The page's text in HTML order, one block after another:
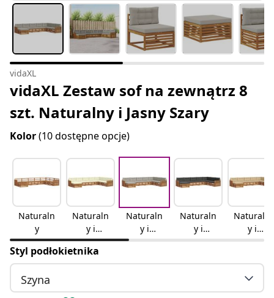
vidaXL
vidaXL Zestaw sof na zewnątrz 8
szt. Naturalny i Jasny Szary
Kolor(10 dostępne opcje)
Naturaln
y
Naturaln
y i
kremowy
Naturaln
y i
jasnoszar
Naturaln
y i
antracyto
Naturaln
y i
beżowy
Styl podłokietnika
Szyna